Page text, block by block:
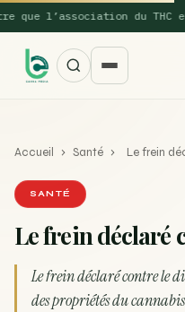
du THC et du
Une nouvelle étude
Accueil › Santé › Le frein
SANTÉ
Le frein déclaré
Le frein déclaré contre le
des propriétés du